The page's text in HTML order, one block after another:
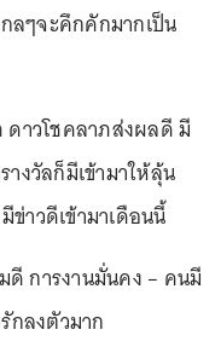
ลๆจะคึกคักมากเป็น
ดาวโชคลาภส่งผลดี มี
งวัลก็มีเข้ามาให้ลุ้น
าวดีเข้ามาเดือนนี้
การงานมั่นคง – คนมี
กลงตัวมาก